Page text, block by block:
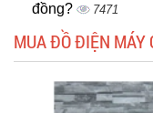
đồng?
7471
MUA ĐỒ ĐIỆN MÁY